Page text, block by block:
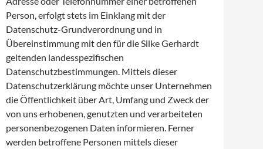
Person, erfolgt stets im Einklang mit der
Datenschutz-Grundverordnung und in
Übereinstimmung mit den für die Silke Gerhardt
geltenden landesspezifischen
Datenschutzbestimmungen. Mittels dieser
Datenschutzerklärung möchte unser Unternehmen
die Öffentlichkeit über Art, Umfang und Zweck der
von uns erhobenen, genutzten und verarbeiteten
personenbezogenen Daten informieren. Ferner
werden betroffene Personen mittels dieser